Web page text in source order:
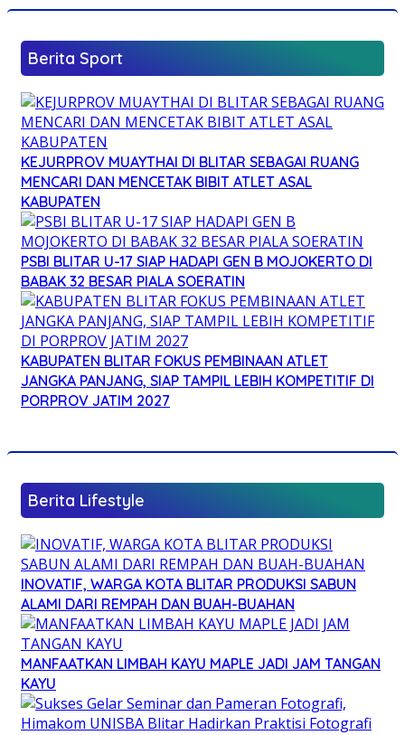
Berita Sport
KEJURPROV MUAYTHAI DI BLITAR SEBAGAI RUANG
MENCARI DAN MENCETAK BIBIT ATLET ASAL
KABUPATEN
PSBI BLITAR U-17 SIAP HADAPI GEN B MOJOKERTO DI
BABAK 32 BESAR PIALA SOERATIN
KABUPATEN BLITAR FOKUS PEMBINAAN ATLET
JANGKA PANJANG, SIAP TAMPIL LEBIH KOMPETITIF DI
PORPROV JATIM 2027
Berita Lifestyle
INOVATIF, WARGA KOTA BLITAR PRODUKSI SABUN
ALAMI DARI REMPAH DAN BUAH-BUAHAN
MANFAATKAN LIMBAH KAYU MAPLE JADI JAM TANGAN
KAYU